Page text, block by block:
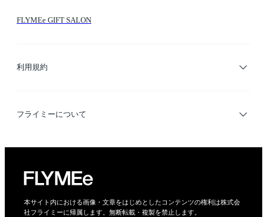
FLYMEe GIFT SALON
利用規約
利用規約
フライミーについて
会社概要
本サイト内における画像・文章をはじめとしたコンテンツの権利は株式会
社フライミーに帰属します。無断転載・複製を禁止します。